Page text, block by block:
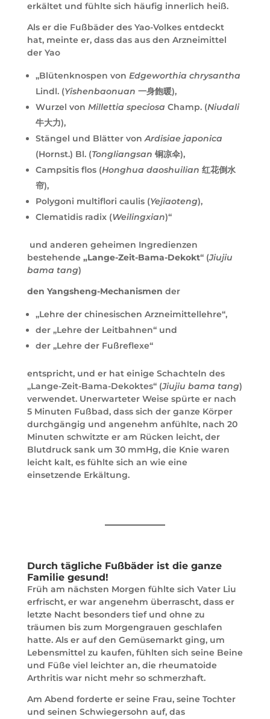
erkältet und fühlte sich häufig innerlich heiß.
Als er die Fußbäder des Yao-Volkes entdeckt
hat, meinte er, dass das aus den Arzneimittel
der Yao
„Blütenknospen von Edgeworthia chrysantha
Lindl. (Yishenbaonuan 一身飽暖),
Wurzel von Millettia speciosa Champ. (Niudali
牛大力),
Stängel und Blätter vonArdisiae japonica
(Hornst.) Bl. (Tongliangsan 铜凉伞),
Campsitis flos (Honghua daoshuilian 红花倒水
帘),
Polygoni multiflori caulis (Yejiaoteng),
Clematidis radix (Weilingxian)“
und anderen geheimen Ingredienzen
bestehende „Lange-Zeit-Bama-Dekokt“ (Jiujiu
bama tang)
den Yangsheng-Mechanismen der
„Lehre der chinesischen Arzneimittellehre“,
der „Lehre der Leitbahnen“ und
der „Lehre der Fußreflexe“
entspricht, und er hat einige Schachteln des
„Lange-Zeit-Bama-Dekoktes“ (Jiujiu bama tang)
verwendet. Unerwarteter Weise spürte er nach
5 Minuten Fußbad, dass sich der ganze Körper
durchgängig und angenehm anfühlte, nach 20
Minuten schwitzte er am Rücken leicht, der
Blutdruck sank um 30 mmHg, die Knie waren
leicht kalt, es fühlte sich an wie eine
einsetzende Erkältung.
Durch tägliche Fußbäder ist die ganze
Familie gesund!
Früh am nächsten Morgen fühlte sich Vater Liu
erfrischt, er war angenehm überrascht, dass er
letzte Nacht besonders tief und ohne zu
träumen bis zum Morgengrauen geschlafen
hatte. Als er auf den Gemüsemarkt ging, um
Lebensmittel zu kaufen, fühlten sich seine Beine
und Füße viel leichter an, die rheumatoide
Arthritis war nicht mehr so schmerzhaft.
Am Abend forderte er seine Frau, seine Tochter
und seinen Schwiegersohn auf, das